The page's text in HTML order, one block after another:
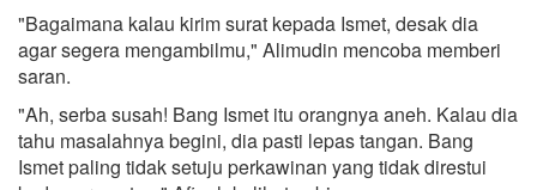
"Bagaimana kalau kirim surat kepada Ismet, desak dia
agar segera mengambilmu," Alimudin mencoba memberi
saran.
"Ah, serba susah! Bang Ismet itu orangnya aneh. Kalau dia
tahu masalahnya begini, dia pasti lepas tangan. Bang
Ismet paling tidak setuju perkawinan yang tidak direstui